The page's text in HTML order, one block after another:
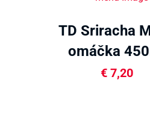
TD Sriracha
omáčka
€ 7,20